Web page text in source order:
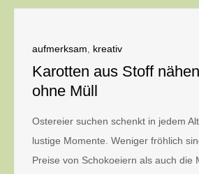
aufmerksam kreativ
Karotten aus Stoff
ohne Müll
Ostereier suchen schenkt in jedem
lustige Momente. Weniger fröhlich
Preise von Schokoeiern als auch die